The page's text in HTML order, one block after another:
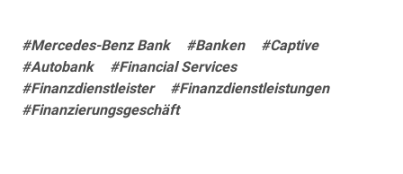
#Mercedes-Benz Bank #Banken
#Captive
#Autobank
#Financial Services
#Finanzdienstleister
#Finanzdienstleistungen
#Finanzierungsgeschäft